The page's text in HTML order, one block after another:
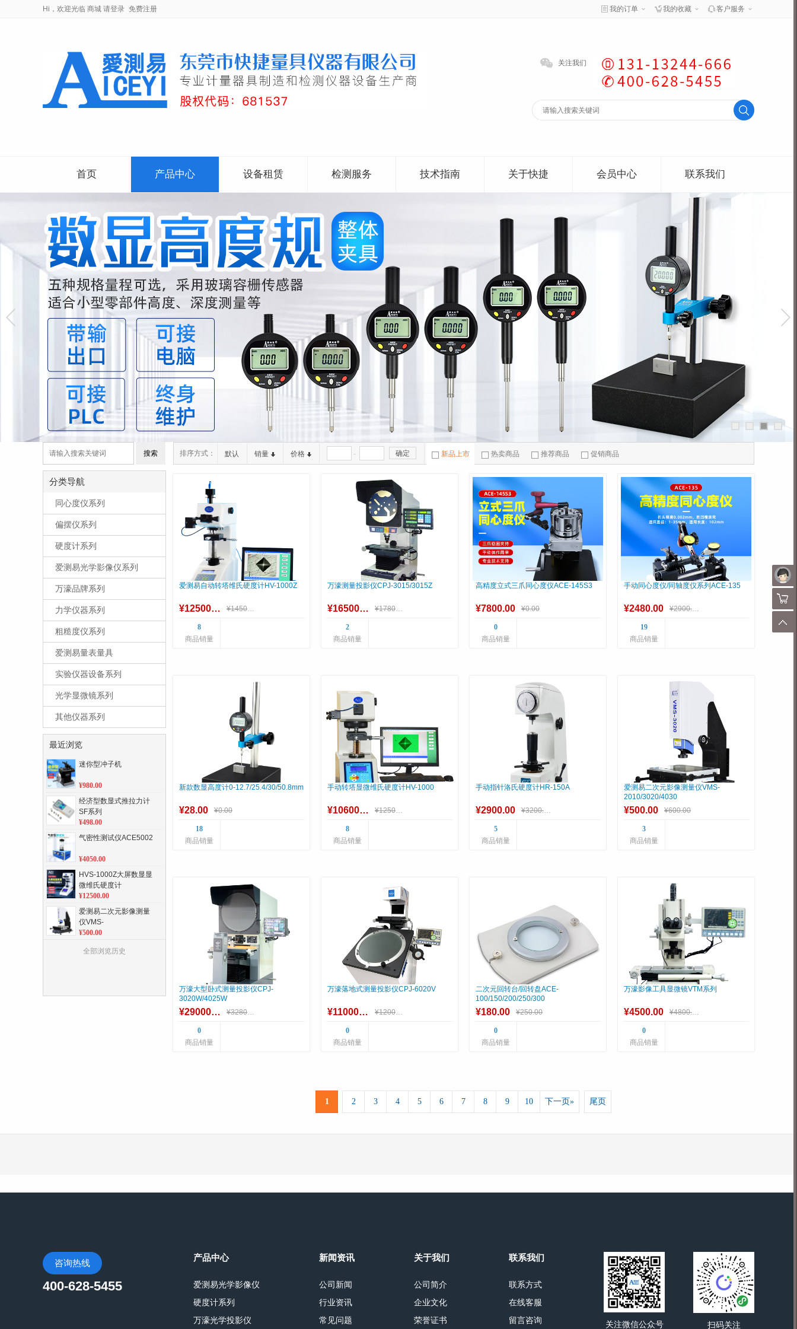
购物
顶
Hi，欢迎光临 商城 请登录 免费注册 我的订单 我的收藏 客户服务
关注我们
首页 产品中心 设备租赁 检测服务 技术指南 关于快捷 会员中心 联系我们
分类导航
同心度仪系列
偏摆仪系列
硬度计系列
爱测易光学影像仪系列
万濠品牌系列
力学仪器系列
粗糙度仪系列
爱测易量表量具
实验仪器设备系列
光学显微镜系列
其他仪器系列
最近浏览
迷你型冲子机
¥980.00
经济型数显式推拉力计
SF系列
¥498.00
气密性测试仪ACE5002
¥4050.00
HVS-1000Z大屏数显显
微维氏硬度计
¥12500.00
爱测易二次元影像测量
仪VMS-
2010/3020/4030
¥500.00
手动指针洛氏硬度计HR-
力）布氏硬度计
全部浏览历史
排序方式： 默认 销量 价格 - 确定 新品上市 热卖商品 推荐商品 促销商品
爱测易自动转塔维氏硬度计HV-1000Z
¥12500.00 ¥14500.00
8
商品销量
万濠测量投影仪CPJ-3015/3015Z
¥16500.00 ¥17800.00
2
商品销量
高精度立式三爪同心度仪ACE-145S3
¥7800.00 ¥0.00
0
商品销量
手动同心度仪/同轴度仪系列ACE-135
¥2480.00 ¥2900.00
19
商品销量
新款数显高度计0-12.7/25.4/30/50.8mm
¥28.00 ¥0.00
18
商品销量
手动转塔显微维氏硬度计HV-1000
¥10600.00 ¥12500.00
8
商品销量
手动指针洛氏硬度计HR-150A
¥2900.00 ¥3200.00
5
商品销量
爱测易二次元影像测量仪VMS-
2010/3020/4030
¥500.00 ¥600.00
3
商品销量
万濠大型卧式测量投影仪CPJ-
3020W/4025W
¥29000.00 ¥32800.00
0
商品销量
万濠落地式测量投影仪CPJ-6020V
¥110000.00 ¥120000.00
0
商品销量
二次元回转台/回转盘ACE-
100/150/200/250/300
¥180.00 ¥250.00
0
商品销量
万濠影像工具显微镜VTM系列
¥4500.00 ¥4800.00
0
商品销量
1 2 3 4 5 6 7 8 9 10 下一页» 尾页
咨询热线
400-628-5455
产品中心
爱测易光学影像仪
硬度计系列
万濠光学投影仪
新闻资讯
公司新闻
行业资讯
常见问题
关于我们
公司简介
企业文化
荣誉证书
联系我们
联系方式
在线客服
留言咨询
关注微信公众号 扫码关注